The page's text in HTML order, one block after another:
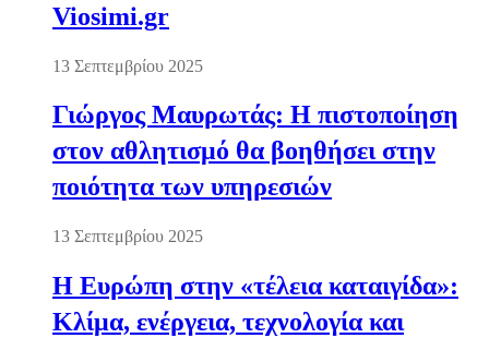
Viosimi.gr
13 Σεπτεμβρίου 2025
Γιώργος Μαυρωτάς: Η πιστοποίηση
στον αθλητισμό θα βοηθήσει στην
ποιότητα των υπηρεσιών
13 Σεπτεμβρίου 2025
Η Ευρώπη στην «τέλεια καταιγίδα»:
Κλίμα, ενέργεια, τεχνολογία και